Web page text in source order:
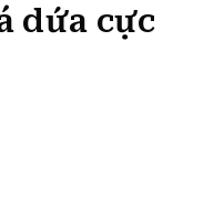
dứa cực